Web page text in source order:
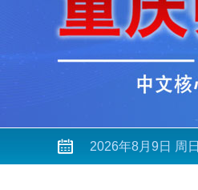
2026年8月9日 周日